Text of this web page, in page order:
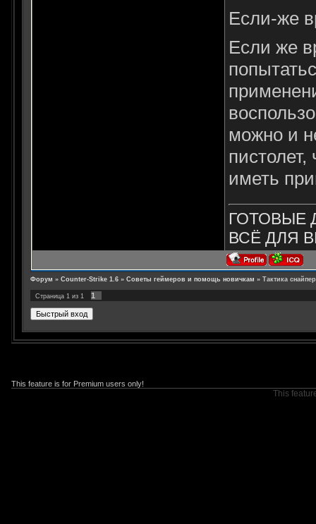
Если-же
Если же
можно и
иметь
ГОТОВЫЕ
ВСЁ ДЛЯ
Форум » Counter-Strike 1.6 » Советы геймеров и помощь новичкам » Тактика
Страница 1 из 1 1
This feature is for Premium users only!
This